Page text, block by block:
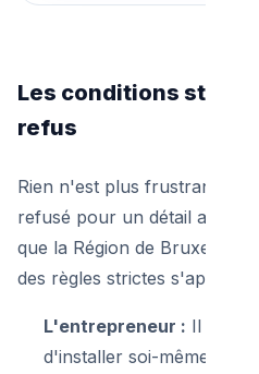
Les conditions
refus
Rien n'est plus frustrant
refusé pour un détail
que la Région de Bruxelles-
des règles strictes
L'entrepreneur : Il est
d'installer soi-même sa